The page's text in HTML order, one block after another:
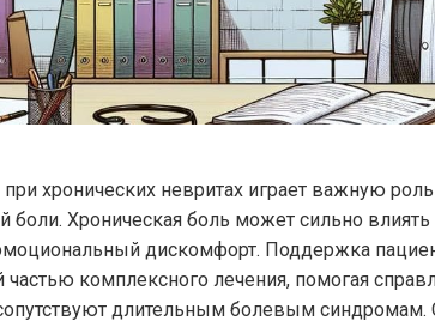
хронических невритах играет важную
боли. Хроническая боль может сильно
дискомфорт. Поддержка
комплексного лечения, помогая
длительным болевым